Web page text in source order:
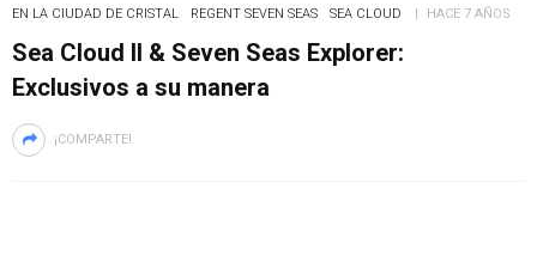
EN LA CIUDAD DE CRISTAL REGENT SEVEN SEAS SEA CLOUD HACE 7 AÑOS
Sea Cloud II & Seven Seas Explorer:
Exclusivos a su manera
¡COMPARTE!